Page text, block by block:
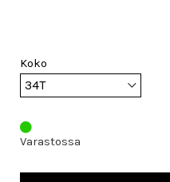
Koko
Varastossa